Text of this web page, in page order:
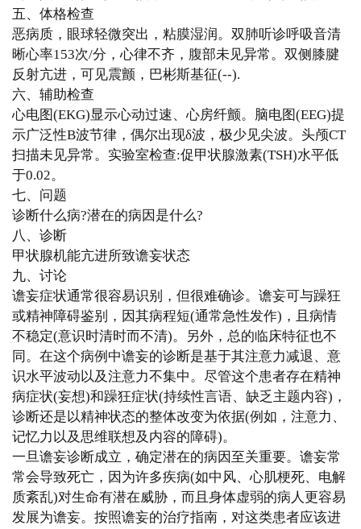
五、体格检查
恶病质，眼球轻微突出，粘膜湿润。双肺听诊呼吸音清
晰心率153次/分，心律不齐，腹部未见异常。双侧膝腱
反射亢进，可见震颤，巴彬斯基征(--).
六、辅助检查
心电图(EKG)显示心动过速、心房纤颤。脑电图(EEG)提
示广泛性B波节律，偶尔出现δ波，极少见尖波。头颅CT
扫描未见异常。实验室检查:促甲状腺激素(TSH)水平低
于0.02。
七、问题
诊断什么病?潜在的病因是什么?
八、诊断
甲状腺机能亢进所致谵妄状态
九、讨论
谵妄症状通常很容易识别，但很难确诊。谵妄可与躁狂
或精神障碍鉴别，因其病程短(通常急性发作)，且病情
不稳定(意识时清时而不清)。另外，总的临床特征也不
同。在这个病例中谵妄的诊断是基于其注意力减退、意
识水平波动以及注意力不集中。尽管这个患者存在精神
病症状(妄想)和躁狂症状(持续性言语、缺乏主题内容)，
诊断还是以精神状态的整体改变为依据(例如，注意力、
记忆力以及思维联想及内容的障碍)。
一旦谵妄诊断成立，确定潜在的病因至关重要。谵妄常
常会导致死亡，因为许多疾病(如中风、心肌梗死、电解
质紊乱)对生命有潜在威胁，而且身体虚弱的病人更容易
发展为谵妄。按照谵妄的治疗指南，对这类患者应该进